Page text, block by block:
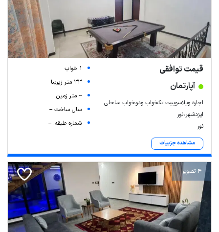
قیمت توافقی
آپارتمان
اجاره ویلاسوییت تکخواب ودوخواب ساحلی
ایزدشهر،نور
نور
مشاهده جزییات
1 خواب
33 متر زیربنا
-- متر زمین
سال ساخت --
شماره طبقه: --
4 تصویر